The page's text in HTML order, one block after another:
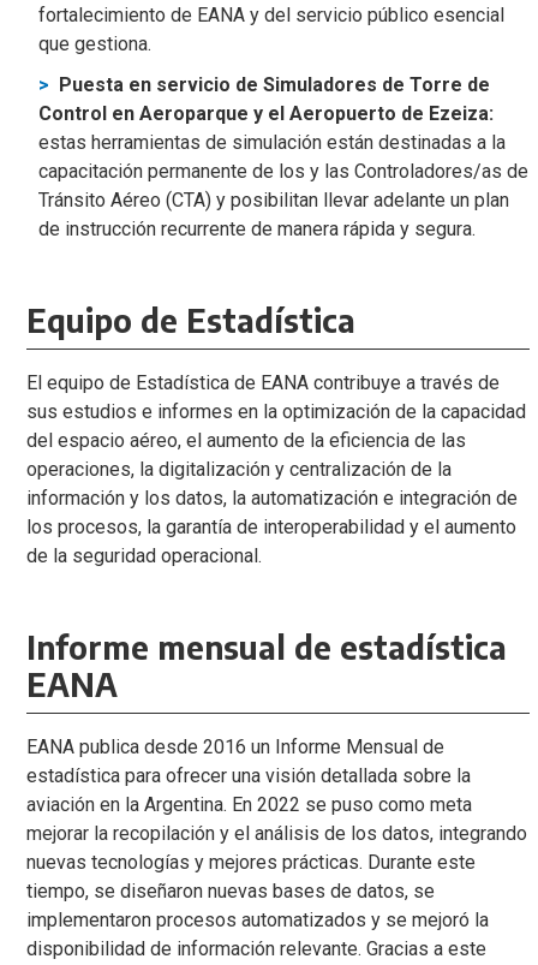
fortalecimiento de EANA y del servicio público esencial
que gestiona.
Puesta en servicio de Simuladores de Torre de
Control en Aeroparque y el Aeropuerto de Ezeiza:
estas herramientas de simulación están destinadas a la
capacitación permanente de los y las Controladores/as de
Tránsito Aéreo (CTA) y posibilitan llevar adelante un plan
de instrucción recurrente de manera rápida y segura.
Equipo de Estadística
El equipo de Estadística de EANA contribuye a través de
sus estudios e informes en la optimización de la capacidad
del espacio aéreo, el aumento de la eficiencia de las
operaciones, la digitalización y centralización de la
información y los datos, la automatización e integración de
los procesos, la garantía de interoperabilidad y el aumento
de la seguridad operacional.
Informe mensual de estadística
EANA
EANA publica desde 2016 un Informe Mensual de
estadística para ofrecer una visión detallada sobre la
aviación en la Argentina. En 2022 se puso como meta
mejorar la recopilación y el análisis de los datos, integrando
nuevas tecnologías y mejores prácticas. Durante este
tiempo, se diseñaron nuevas bases de datos, se
implementaron procesos automatizados y se mejoró la
disponibilidad de información relevante. Gracias a este